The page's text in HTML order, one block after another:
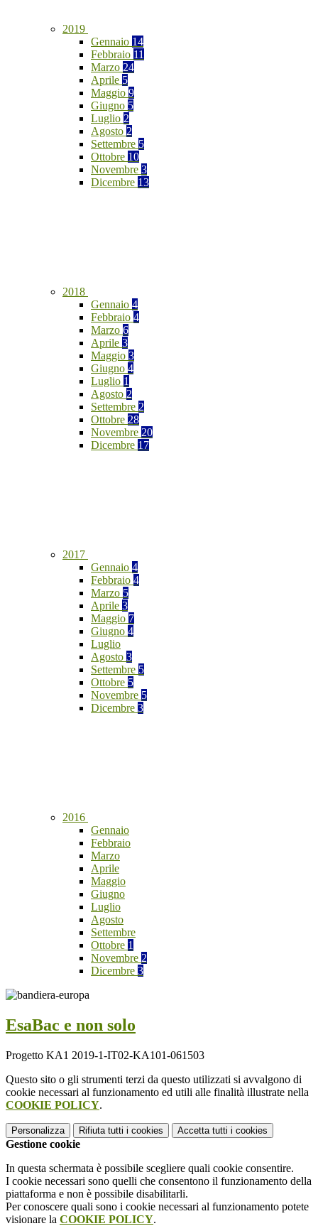
2019
Gennaio 14
Febbraio 11
Marzo 24
Aprile 5
Maggio 9
Giugno 5
Luglio 2
Agosto 2
Settembre 5
Ottobre 10
Novembre 3
Dicembre 13
2018
Gennaio 4
Febbraio 4
Marzo 6
Aprile 3
Maggio 3
Giugno 4
Luglio 1
Agosto 2
Settembre 2
Ottobre 28
Novembre 20
Dicembre 17
2017
Gennaio 4
Febbraio 4
Marzo 5
Aprile 3
Maggio 7
Giugno 4
Luglio
Agosto 3
Settembre 5
Ottobre 5
Novembre 5
Dicembre 3
2016
Gennaio
Febbraio
Marzo
Aprile
Maggio
Giugno
Luglio
Agosto
Settembre
Ottobre 1
Novembre 2
Dicembre 3
EsaBac e non solo
Progetto KA1 2019-1-IT02-KA101-061503
Questo sito o gli strumenti terzi da questo utilizzati si avvalgono di
cookie necessari al funzionamento ed utili alle finalità illustrate nella
COOKIE POLICY.
Personalizza Rifiuta tutti i cookies Accetta tutti i cookies
Gestione cookie
In questa schermata è possibile scegliere quali cookie consentire.
I cookie necessari sono quelli che consentono il funzionamento della
piattaforma e non è possibile disabilitarli.
Per conoscere quali sono i cookie necessari al funzionamento potete
visionare la COOKIE POLICY.